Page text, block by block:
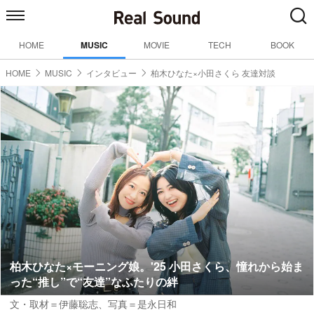
HOME MUSIC MOVIE TECH BOOK
HOME MUSIC インタビュー 柏木ひなた×小田さくら 友達対談
柏木ひなた×モーニング娘。'25 小田さくら、憧れから始ま
った“推し”で“友達”なふたりの絆
文・取材＝伊藤聡志、 写真＝是永日和